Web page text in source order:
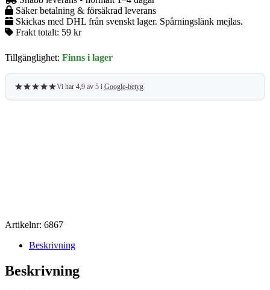
Säker betalning & försäkrad leverans
Skickas med DHL från svenskt lager. Spårningslänk mejlas.
Frakt totalt: 59 kr
Tillgänglighet: Finns i lager
Vi har 4,9 av 5 i Google-betyg
Artikelnr: 6867
Beskrivning
Beskrivning